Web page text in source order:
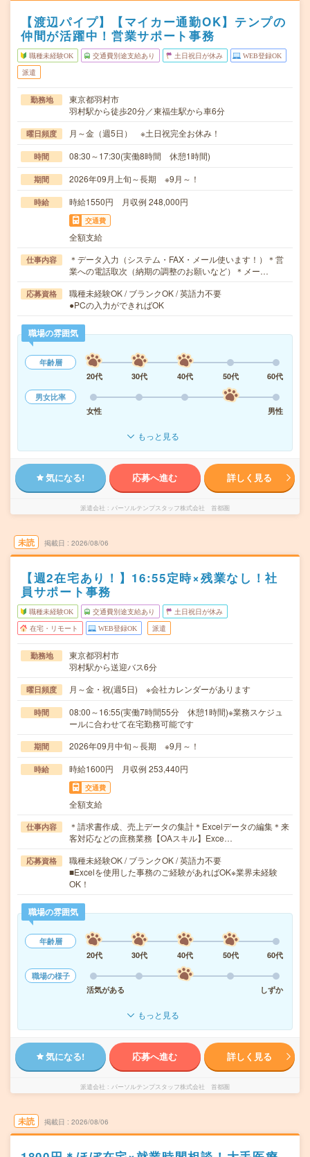
【渡辺パイプ】【マイカー通勤OK】テンプの
仲間が活躍中！営業サポート事務
職種未経験OK 交通費別途支給あり 土日祝日が休み WEB登録OK
派遣
勤務地
東京都羽村市
羽村駅から徒歩20分／東福生駅から車6分
曜日頻度 月～金（週5日） ※土日祝完全お休み！
時間 08:30～17:30(実働8時間 休憩1時間)
期間 2026年09月上旬～長期 ※9月～！
時給 時給1550円 月収例 248,000円
交通費
全額支給
仕事内容
＊データ入力（システム・FAX・メール使います！）＊営
業への電話取次（納期の調整のお願いなど）＊メー…
応募資格
職種未経験OK / ブランクOK / 英語力不要
●PCの入力ができればOK
職場の雰囲気
年齢層
20代
30代 40代 50代
60代
男女比率
女性
男性
もっと見る
気になる! 応募へ進む 詳しく見る
派遣会社 パーソルテンプスタッフ株式会社 首都圏
未読 掲載日 2026/08/06
【週2在宅あり！】16:55定時×残業なし！社
員サポート事務
職種未経験OK 交通費別途支給あり 土日祝日が休み
在宅・リモート WEB登録OK 派遣
勤務地
東京都羽村市
羽村駅から送迎バス6分
曜日頻度 月～金・祝(週5日) ※会社カレンダーがあります
時間
08:00～16:55(実働7時間55分 休憩1時間)※業務スケジュ
ールに合わせて在宅勤務可能です
期間 2026年09月中旬～長期 ※9月～！
時給 時給1600円 月収例 253,440円
交通費
全額支給
仕事内容
＊請求書作成、売上データの集計＊Excelデータの編集＊来
客対応などの庶務業務【OAスキル】Exce…
応募資格
職種未経験OK / ブランクOK / 英語力不要
■Excelを使用した事務のご経験があればOK※業界未経験
OK！
職場の雰囲気
年齢層
20代
30代 40代 50代
60代
職場の様子
活気がある
しずか
もっと見る
気になる! 応募へ進む 詳しく見る
派遣会社 パーソルテンプスタッフ株式会社 首都圏
未読 掲載日 2026/08/06